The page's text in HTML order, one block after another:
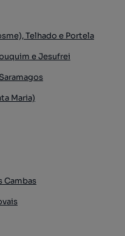
Telhado e Portela
e Jesufrei
Maria)
Cambas